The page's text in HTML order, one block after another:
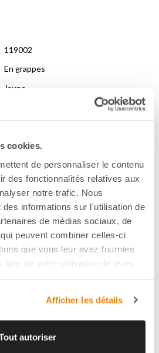
cookies.
de personnaliser le contenu
des fonctionnalités relatives aux
notre trafic. Nous
des informations sur l'utilisation de
de médias sociaux, de
peuvent combiner celles-ci
que vous leur avez fournies
lors de votre utilisation de leurs
Afficher les détails
autoriser
119002
En grappes
Jaune
Deliflor Chrysanten
Toute la saison